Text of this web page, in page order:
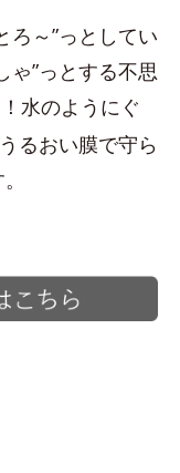
ろ～”っとしてい
ゃ”っとする不思
水のようにぐ
るおい膜で守ら